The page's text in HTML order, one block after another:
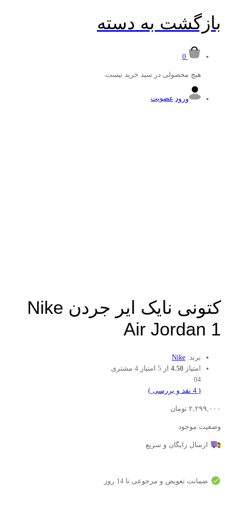
بازگشت به دسته
0
هیچ محصولی در سبد خرید نیست.
ورود عضویت
کتونی نایک ایر جردن Nike
Air Jordan 1
برند: Nike
امتیاز 4.50 از 5 امتیاز 4 مشتری
04
(
4 نقد و بررسی )
۲,۲۹۹,۰۰۰ تومان
وضعیت:موجود
ارسال رایگان و سریع
ضمانت تعویض و مرجوعی تا 14 روز